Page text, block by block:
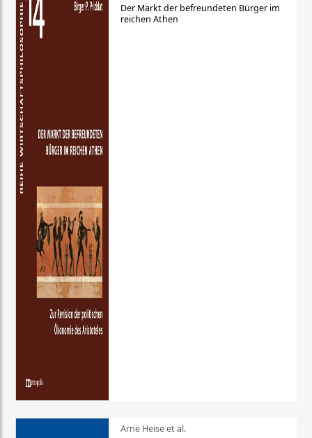
Der Markt der befreundeten Bürger im
reichen Athen
Arne Heise et al.